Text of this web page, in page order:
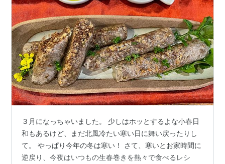
３月になっちゃいました。 少しはホッとするよな小春日
和もあるけど、まだ北風冷たい寒い日に舞い戻ったりし
て。 やっぱり今年の冬は寒い！ さて、寒いとお家時間に
逆戻り、今夜はいつもの生春巻きを熱々で食べるレシ